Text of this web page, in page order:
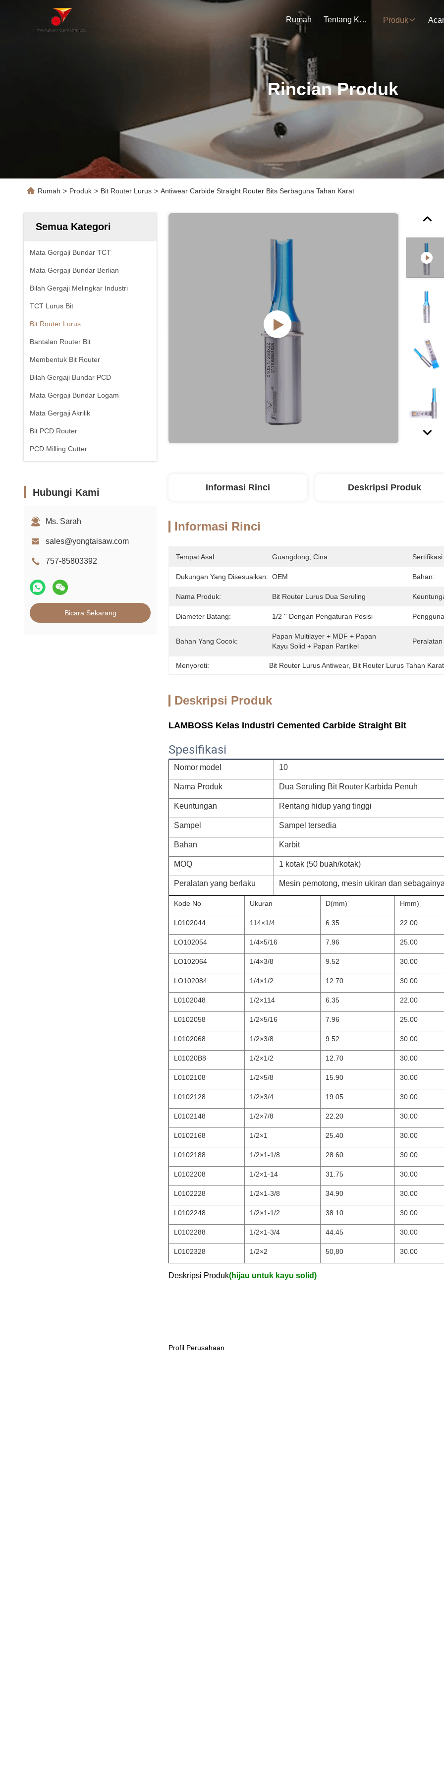
Rumah Tentang Kami Produk
Rincian Produk
Rumah > Produk > Bit Router Lurus > Antiwear Carbide Straight Router Bits Serbaguna Tahan Karat
Semua Kategori
Mata Gergaji Bundar TCT
Mata Gergaji Bundar Berlian
Bilah Gergaji Melingkar Industri
TCT Lurus Bit
Bit Router Lurus
Bantalan Router Bit
Membentuk Bit Router
Bilah Gergaji Bundar PCD
Mata Gergaji Bundar Logam
Mata Gergaji Akrilik
Bit PCD Router
PCD Milling Cutter
Hubungi Kami
Ms. Sarah
sales@yongtaisaw.com
757-85803392
Bicara Sekarang
Informasi Rinci Deskripsi Produk
Informasi Rinci
Tempat Asal: Guangdong, Cina Sertifikasi:
Dukungan Yang Disesuaikan: OEM Bahan:
Nama Produk: Bit Router Lurus Dua Seruling
Diameter Batang: 1/2 '' Dengan Pengaturan Posisi
Bahan Yang Cocok:
Papan Multilayer + MDF + Papan
Kayu Solid + Papan Partikel
Menyoroti: Bit Router Lurus Antiwear Bit Router Lurus Tahan Karat
Deskripsi Produk
LAMBOSS Kelas Industri Cemented Carbide Straight Bit
Spesifikasi
Nomor model 10
Nama Produk Dua Seruling Bit Router Karbida Penuh
Keuntungan Rentang hidup yang tinggi
Sampel Sampel tersedia
Bahan Karbit
MOQ 1 kotak (50 buah/kotak)
Peralatan yang berlaku Mesin pemotong, mesin ukiran dan
Kode No Ukuran D(mm) Hmm)
L0102044 114×1/4 6.35 22.00
LO102054 1/4×5/16 7.96 25.00
LO102064 1/4×3/8 9.52 30.00
LO102084 1/4×1/2 12.70 30.00
L0102048 1/2×114 6.35 22.00
L0102058 1/2×5/16 7.96 25.00
L0102068 1/2×3/8 9.52 30.00
L01020B8 1/2×1/2 12.70 30.00
L0102108 1/2×5/8 15.90 30.00
L0102128 1/2×3/4 19.05 30.00
L0102148 1/2×7/8 22.20 30.00
L0102168 1/2×1 25.40 30.00
L0102188 1/2×1-1/8 28.60 30.00
L0102208 1/2×1-14 31.75 30.00
L0102228 1/2×1-3/8 34.90 30.00
L0102248 1/2×1-1/2 38.10 30.00
L0102288 1/2×1-3/4 44.45 30.00
L0102328 1/2×2 50,80 30.00
Deskripsi Produk(hijau untuk kayu solid)